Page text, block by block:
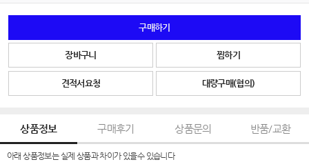
구매하기
장바구니 찜하기
견적서요청 대량구매(협의)
상품정보 구매후기 상품문의 반품/교환
아래 상품정보는 실제 상품과 차이가 있을수 있습니다